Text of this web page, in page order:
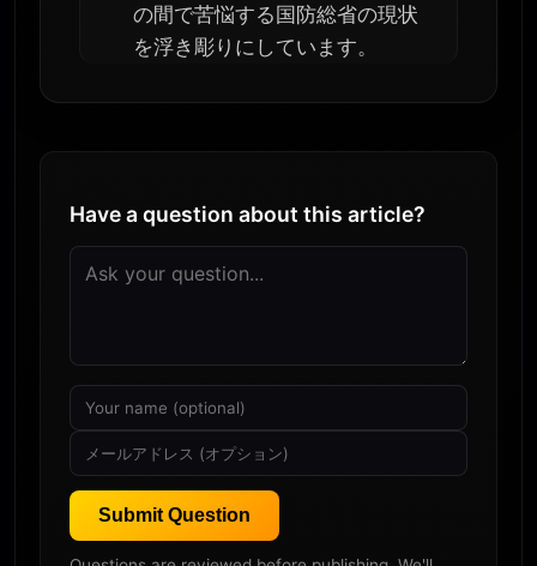
の間で苦悩する国防総省の現状
を浮き彫りにしています。
Have a question about this article?
Submit Question